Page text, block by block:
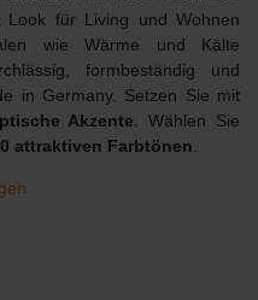
Look für Living und Wohnen
wie Wärme und Kälte
formbeständig und
in Germany. Setzen Sie mit
Akzente . Wählen Sie
attraktiven Farbtönen